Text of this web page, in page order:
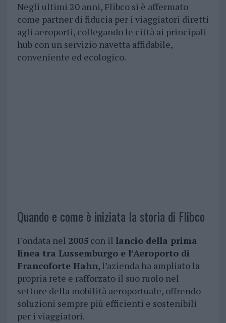
Negli ultimi 20 anni, Flibco si è affermato
come partner di fiducia per i viaggiatori diretti
agli aeroporti, collegando le città ai principali
hub con un servizio navetta affidabile,
conveniente ed ecologico.
Quando e come è iniziata la storia di Flibco
Fondata nel 2005con il lancio della prima
linea tra Lussemburgo e l’Aeroporto di
Francoforte Hahn, l’azienda ha ampliato la
propria rete e rafforzato il suo ruolo nel
settore della mobilità aeroportuale, offrendo
soluzioni sempre più efficienti e sostenibili
per i viaggiatori.